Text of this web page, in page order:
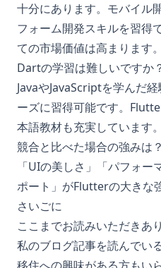
十分にあります。モバイル
フォーム開発スキルを習得
ての市場価値は高まります。
Dartの学習は難しいですか
JavaやJavaScriptを学んだ
ーズに習得可能です。
本語教材も充実しています。
競合と比べた場合の強みは？
「UIの美しさ」「パフォ
ポート」がFlutterの大きな
さいごに
ここまでお読みいただきあ
私のブログ記事を読んでい